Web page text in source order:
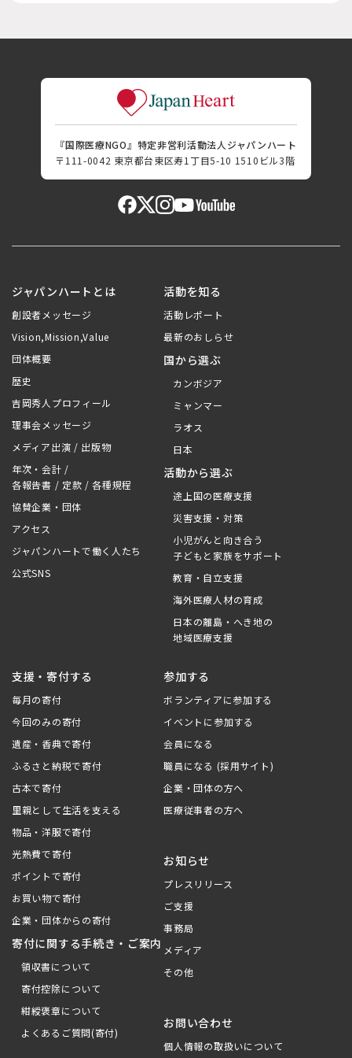
『国際医療NGO』特定非営利活動法人ジャパンハート
〒111-0042 東京都台東区寿1丁目5-10 1510ビル3階
ジャパンハートとは
創設者メッセージ
Vision,Mission,Value
団体概要
歴史
吉岡秀人プロフィール
理事会メッセージ
メディア出演 / 出版物
年次・会計 /
各報告書 / 定款 / 各種規程
協賛企業・団体
アクセス
ジャパンハートで働く人たち
公式SNS
活動を知る
活動レポート
最新のおしらせ
国から選ぶ
カンボジア
ミャンマー
ラオス
日本
活動から選ぶ
途上国の医療支援
災害支援・対策
小児がんと向き合う
子どもと家族をサポート
教育・自立支援
海外医療人材の育成
日本の離島・へき地の
地域医療支援
支援・寄付する
毎月の寄付
今回のみの寄付
遺産・香典で寄付
ふるさと納税で寄付
古本で寄付
里親として生活を支える
物品・洋服で寄付
光熱費で寄付
ポイントで寄付
お買い物で寄付
企業・団体からの寄付
寄付に関する手続き・ご案内
領収書について
寄付控除について
紺綬褒章について
よくあるご質問(寄付)
参加する
ボランティアに参加する
イベントに参加する
会員になる
職員になる (採用サイト)
企業・団体の方へ
医療従事者の方へ
お知らせ
プレスリリース
ご支援
事務局
メディア
その他
お問い合わせ
個人情報の取扱いについて